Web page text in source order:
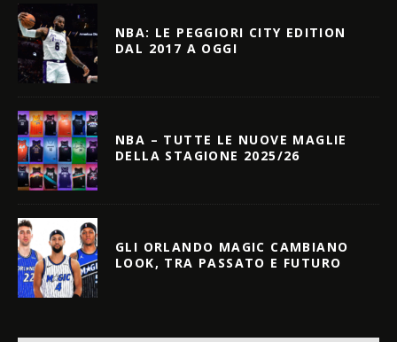
NBA: LE PEGGIORI CITY EDITION
DAL 2017 A OGGI
NBA – TUTTE LE NUOVE MAGLIE
DELLA STAGIONE 2025/26
GLI ORLANDO MAGIC CAMBIANO
LOOK, TRA PASSATO E FUTURO